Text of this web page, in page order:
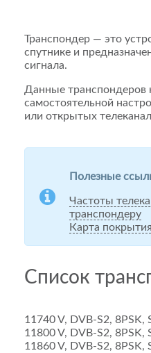
Транспондер — это
спутнике и
сигнала.
Данные транспондеров
самостоятельной
или открытых
Полезные
Частоты
транспондеру
Карта
Список
11740 V, DVB-S2, 8PSK,
11800 V, DVB-S2, 8PSK,
11860 V, DVB-S2, 8PSK,